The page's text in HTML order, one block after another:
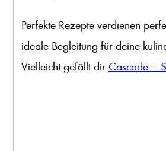
Perfekte Rezepte verdienen
ideale Begleitung für deine
Vielleicht gefällt dir Cascade –